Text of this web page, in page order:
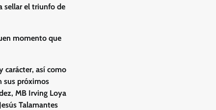
sellar el triunfo de
momento que
carácter, así como
sus próximos
MB Irving Loya
Talamantes